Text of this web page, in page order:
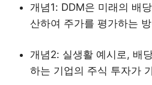
개념1: DDM은 미래의 배
산하여 주가를 평가하는
개념2: 실생활 예시로, 배
하는 기업의 주식 투자가